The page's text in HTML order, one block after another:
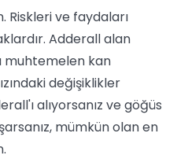
Riskleri ve faydaları
Adderall alan
muhtemelen kan
değişiklikler
alıyorsanız ve göğüs
mümkün olan en